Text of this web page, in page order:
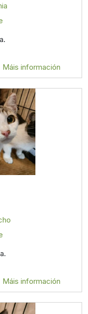
Máis información
Máis información